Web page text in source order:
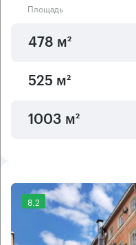
Площадь
478 м²
525 м²
1003 м²
8.2